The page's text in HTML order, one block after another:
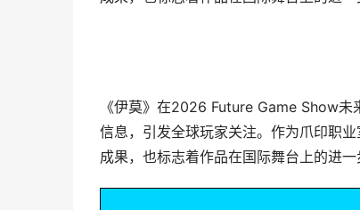
《伊莫》在2026 Future Game Show未
信息，引发全球玩家关注。作为爪印职
成果，也标志着作品在国际舞台上的进一